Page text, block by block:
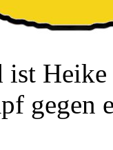
ist
gegen